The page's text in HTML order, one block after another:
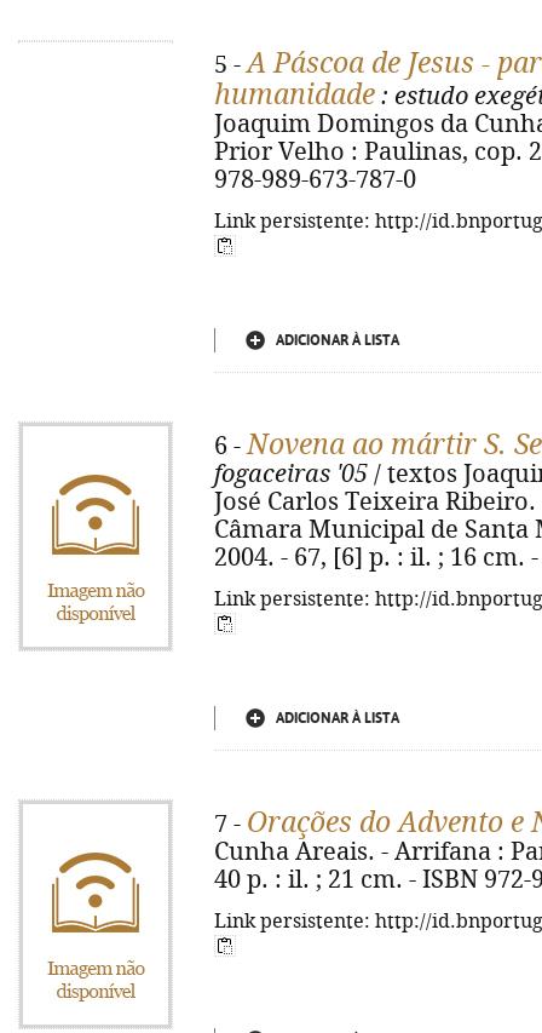
5 -A Páscoa de Jesus -
humanidade : estudo
Joaquim Domingos da
Prior Velho : Paulinas, cop.
978-989-673-787-0
Link persistente: http://
ADICIONAR À LISTA
6 -Novena ao mártir S.
fogaceiras '05 / textos
José Carlos Teixeira
Câmara Municipal de Santa
2004. - 67, [6] p. : il. ; 16 cm.
Link persistente: http://
ADICIONAR À LISTA
7 - Orações do Advento e
Cunha Areais. - Arrifana :
40 p. : il. ; 21 cm. - ISBN 972-
Link persistente: http://